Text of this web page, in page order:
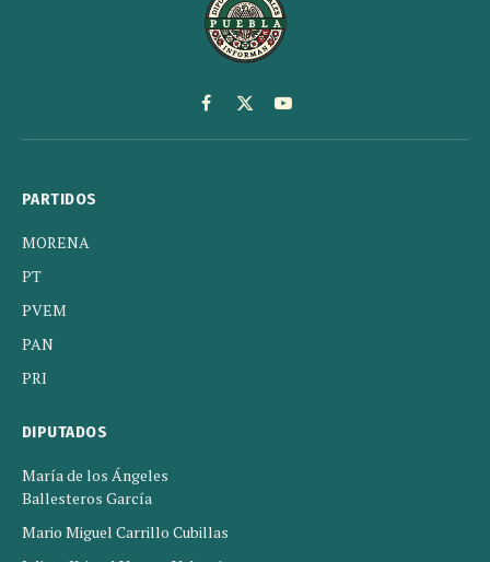
Facebook
X
(Twitter)
YouTube
PARTIDOS
MORENA
PT
PVEM
PAN
PRI
DIPUTADOS
María de los Ángeles
Ballesteros García
Mario Miguel Carrillo Cubillas